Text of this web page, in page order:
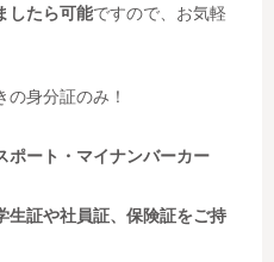
したら可能ですので、お気軽
身分証のみ！
ポート・マイナンバーカー
証や社員証、保険証をご持